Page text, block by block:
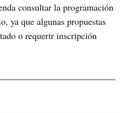
consultar la programación
ya que algunas propuestas
o requerir inscripción